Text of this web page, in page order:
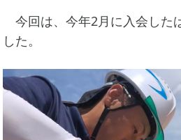
今回は、今年2月に入会した
した。